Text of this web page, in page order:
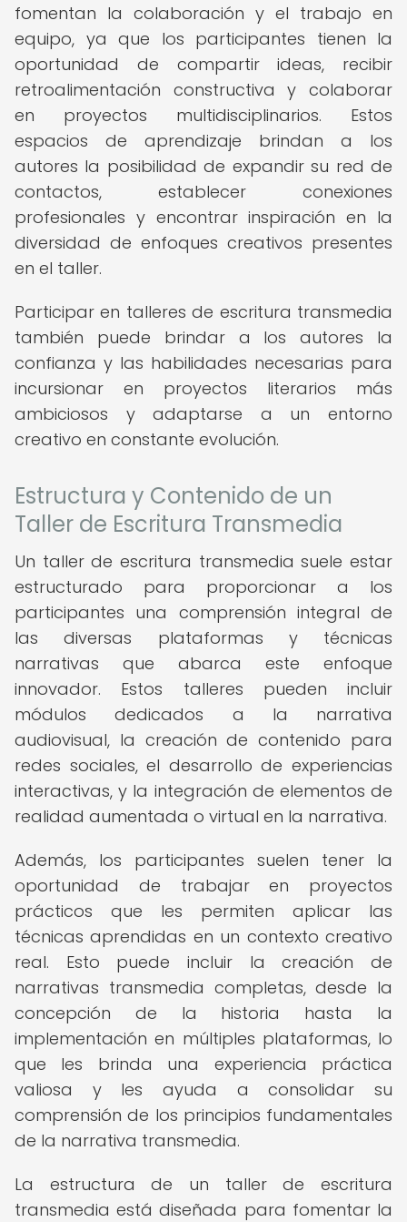
fomentan la colaboración y el trabajo en
equipo, ya que los participantes tienen la
oportunidad de compartir ideas, recibir
retroalimentación constructiva y colaborar
en proyectos multidisciplinarios. Estos
espacios de aprendizaje brindan a los
autores la posibilidad de expandir su red de
contactos, establecer conexiones
profesionales y encontrar inspiración en la
diversidad de enfoques creativos presentes
en el taller.
Participar en talleres de escritura transmedia
también puede brindar a los autores la
confianza y las habilidades necesarias para
incursionar en proyectos literarios más
ambiciosos y adaptarse a un entorno
creativo en constante evolución.
Estructura y Contenido de un
Taller de Escritura Transmedia
Un taller de escritura transmedia suele estar
estructurado para proporcionar a los
participantes una comprensión integral de
las diversas plataformas y técnicas
narrativas que abarca este enfoque
innovador. Estos talleres pueden incluir
módulos dedicados a la narrativa
audiovisual, la creación de contenido para
redes sociales, el desarrollo de experiencias
interactivas, y la integración de elementos de
realidad aumentada o virtual en la narrativa.
Además, los participantes suelen tener la
oportunidad de trabajar en proyectos
prácticos que les permiten aplicar las
técnicas aprendidas en un contexto creativo
real. Esto puede incluir la creación de
narrativas transmedia completas, desde la
concepción de la historia hasta la
implementación en múltiples plataformas, lo
que les brinda una experiencia práctica
valiosa y les ayuda a consolidar su
comprensión de los principios fundamentales
de la narrativa transmedia.
La estructura de un taller de escritura
transmedia está diseñada para fomentar la